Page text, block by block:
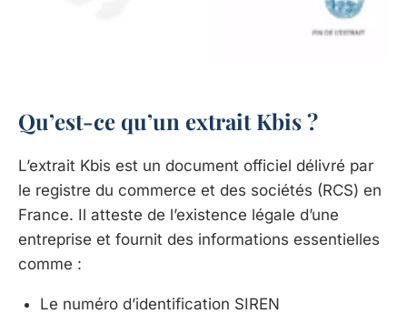
Qu’est-ce qu’un extrait Kbis ?
L’extrait Kbis est un document officiel délivré par
le registre du commerce et des sociétés (RCS) en
France. Il atteste de l’existence légale d’une
entreprise et fournit des informations essentielles
comme :
Le numéro d’identification SIREN